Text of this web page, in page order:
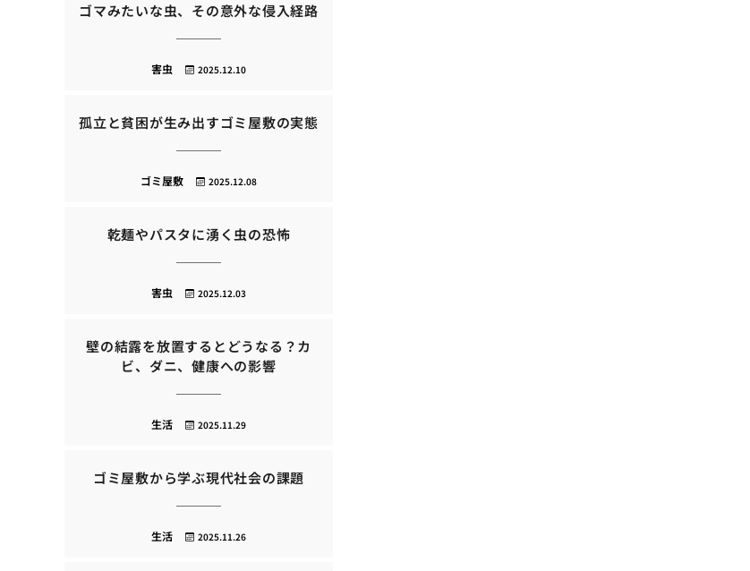
ゴマみたいな虫、その意外な侵入経路
2025.12.10
害虫
孤立と貧困が生み出すゴミ屋敷の実態
2025.12.08
ゴミ屋敷
乾麺やパスタに湧く虫の恐怖
2025.12.03
害虫
壁の結露を放置するとどうなる？カ
ビ、ダニ、健康への影響
2025.11.29
生活
ゴミ屋敷から学ぶ現代社会の課題
2025.11.26
生活